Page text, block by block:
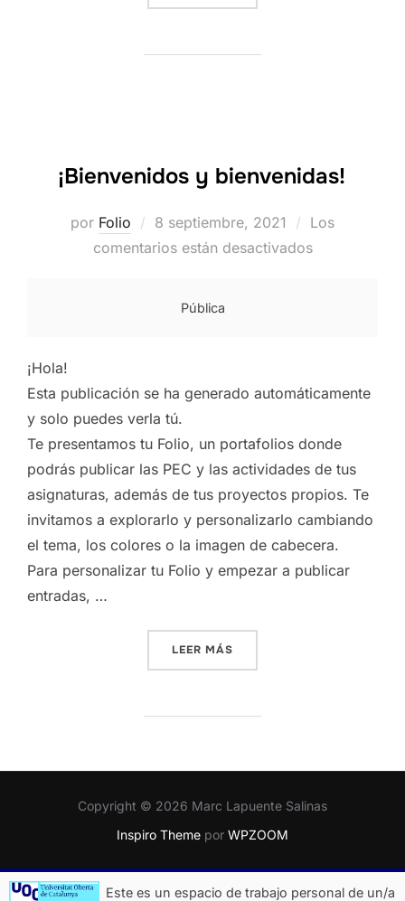
¡Bienvenidos y bienvenidas!
por Folio
Publicado
el
8 septiembre, 2021
Los
comentarios están desactivados
Pública
¡Hola!
Esta publicación se ha generado automáticamente
y solo puedes verla tú.
Te presentamos tu Folio, un portafolios donde
podrás publicar las PEC y las actividades de tus
asignaturas, además de tus proyectos propios. Te
invitamos a explorarlo y personalizarlo cambiando
el tema, los colores o la imagen de cabecera.
Para personalizar tu Folio y empezar a publicar
entradas, …
LEER MÁS
Copyright © 2026 Marc Lapuente Salinas
Inspiro Theme por WPZOOM
Este es un espacio de trabajo personal de un/a